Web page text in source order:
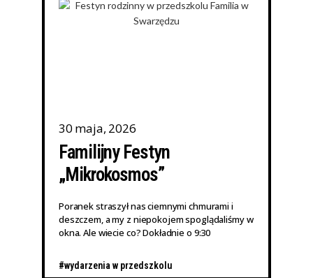
30 maja, 2026
Familijny Festyn
„Mikrokosmos”
Poranek straszył nas ciemnymi chmurami i
deszczem, a my z niepokojem spoglądaliśmy w
okna. Ale wiecie co? Dokładnie o 9:30
#wydarzenia w przedszkolu